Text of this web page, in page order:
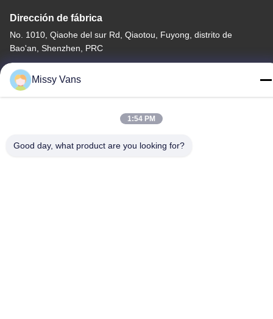
Dirección de fábrica
No. 1010, Qiaohe del sur Rd, Qiaotou, Fuyong, distrito de
Bao'an, Shenzhen, PRC
Teléfono
+86-185-7643-6547
Missy Vans
1:54 PM
Good day, what product are you looking for?